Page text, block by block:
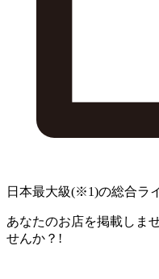
日本最大級(※1)の総合ラ
あなたのお店を掲載しま
せんか？!